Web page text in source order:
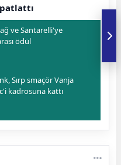
ve Santarelli'ye
ödül
Sırp smaçör Vanja
kadrosuna kattı